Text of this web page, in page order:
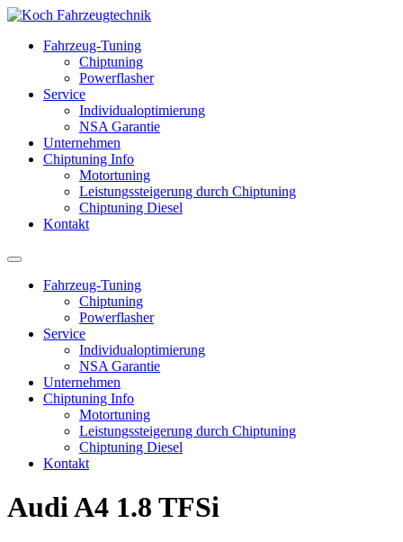
Fahrzeug-Tuning
Chiptuning
Powerflasher
Service
Individualoptimierung
NSA Garantie
Unternehmen
Chiptuning Info
Motortuning
Leistungssteigerung durch Chiptuning
Chiptuning Diesel
Kontakt
Fahrzeug-Tuning
Chiptuning
Powerflasher
Service
Individualoptimierung
NSA Garantie
Unternehmen
Chiptuning Info
Motortuning
Leistungssteigerung durch Chiptuning
Chiptuning Diesel
Kontakt
Audi A4 1.8 TFSi